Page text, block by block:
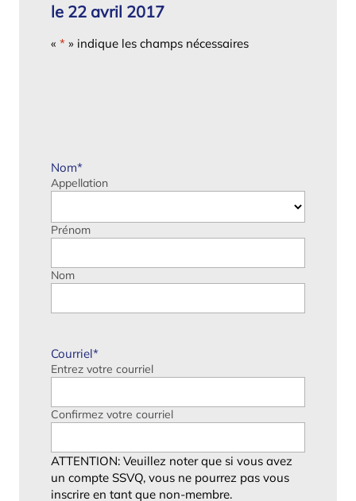
le 22 avril 2017
« *» indique les champs nécessaires
Nom*
Appellation
Prénom
Nom
Courriel*
Entrez votre courriel
Confirmez votre courriel
ATTENTION: Veuillez noter que si vous avez
un compte SSVQ, vous ne pourrez pas vous
inscrire en tant que non-membre.